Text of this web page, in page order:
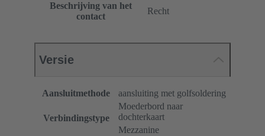
Beschrijving van het
contact
Recht
Versie
Aansluitmethode aansluiting met golfsoldering
Verbindingstype
Moederbord naar
dochterkaart
Mezzanine